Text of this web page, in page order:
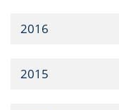
2016
2015